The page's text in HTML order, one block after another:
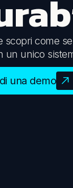
scopri come
un unico
una demo